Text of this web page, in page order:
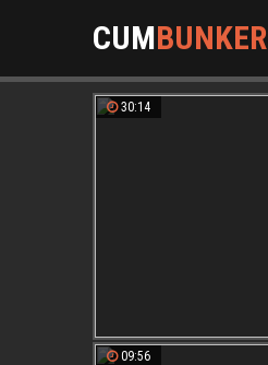
CUMBUNKER
30:14
09:56